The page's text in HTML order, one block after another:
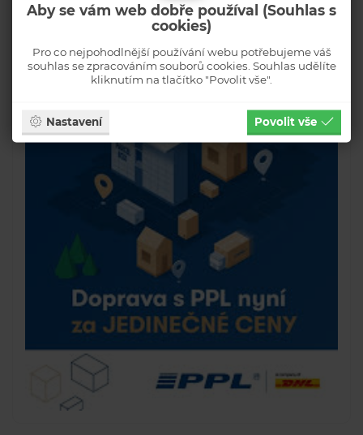
Aby se vám web dobře používal (Souhlas s
cookies)
Pro co nejpohodlnější používání webu potřebujeme váš
souhlas se zpracováním souborů cookies. Souhlas udělíte
kliknutím na tlačítko "Povolit vše".
Nastavení Povolit vše